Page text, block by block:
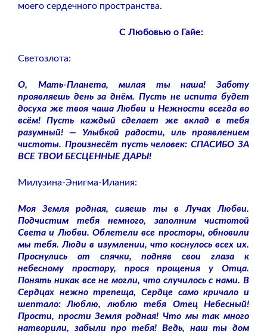
моего сердечного пространства.
С Любовью о Гайе:
Светозлота:
О, Мать-Планета, милая ты наша! Заботу
проявляешь день за днём. Пусть не испита будет
досуха же твоя чаша Любви и Нежности всегда во
всём! Пусть каждый сделает же вклад в тебя
разумный! — Улыбкой радости, иль проявлением
чистоты. Произнесёт пусть человек: СПАСИБО ЗА
ВСЕ ТВОИ БЕСЦЕННЫЕ ДАРЫ!
Милузина-Энигма-Илания:
Моя Земля родная, сияешь ты в Лучах Любви.
Подчистим тебя немного, заполним чистотой
Света и Любви. Облетели все просторы, обновили
мы тебя. Люди в изумлении, что коснулось всех их.
Проснулись от спячки, подняв свои глаза к
небесному простору, прося прощения у Отца.
Понять никак все не могли, что случилось с нами. В
Сердцах нежно трепеща, Сердце само кричало и
шептало: Люблю, люблю тебя Отец Небесный!
Прости, прости Земля родная! Что мы так много
натворили, забыли про тебя! Ведь, наш ты дом